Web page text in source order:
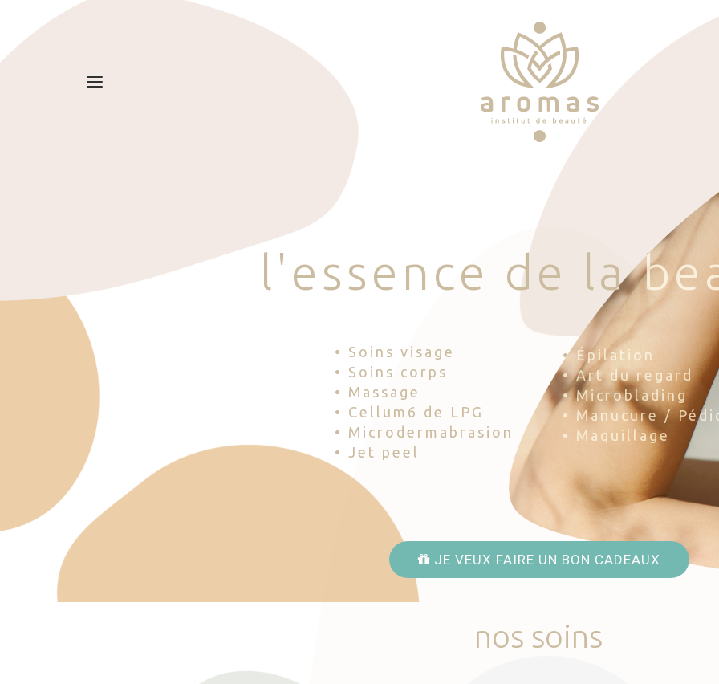
l 'esse nce d e la be
• Soins visage
• Soins corps
• Massage
• Cellum6 de LPG
• Microdermabrasion
• Jet peel
• Épilation
• Art du regard
• Microblading
• Manucure /
• Maquillage
JE VEUX FAIRE UN BON CADEAUX
nos soins